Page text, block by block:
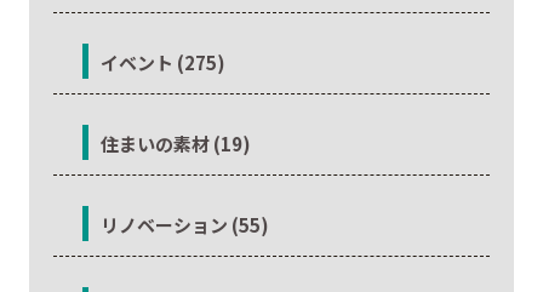
イベント (275)
住まいの素材 (19)
リノベーション (55)